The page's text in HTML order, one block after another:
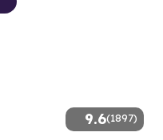
9.6(1897)